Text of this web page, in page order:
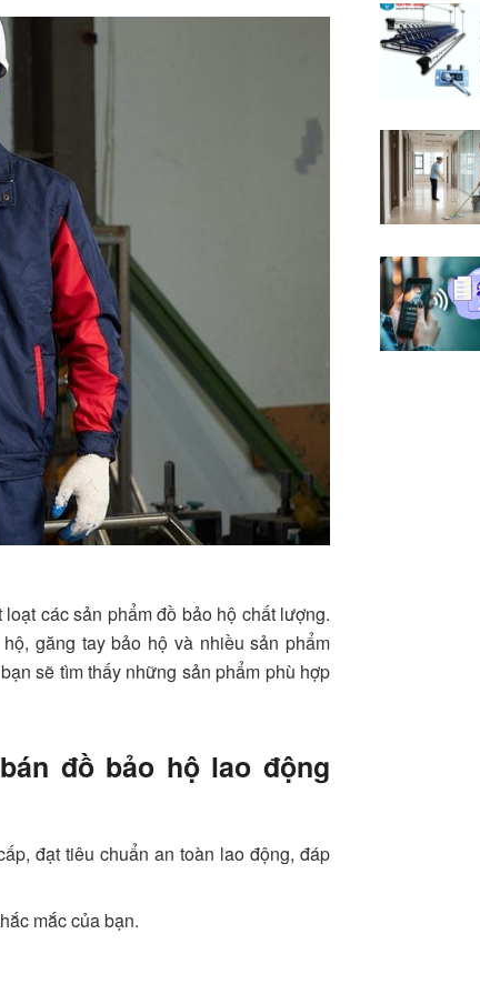
các sản phẩm đồ bảo hộ chất lượng.
găng tay bảo hộ và nhiều sản phẩm
sẽ tìm thấy những sản phẩm phù hợp
đồ bảo hộ lao động
đạt tiêu chuẩn an toàn lao động, đáp
mắc của bạn.